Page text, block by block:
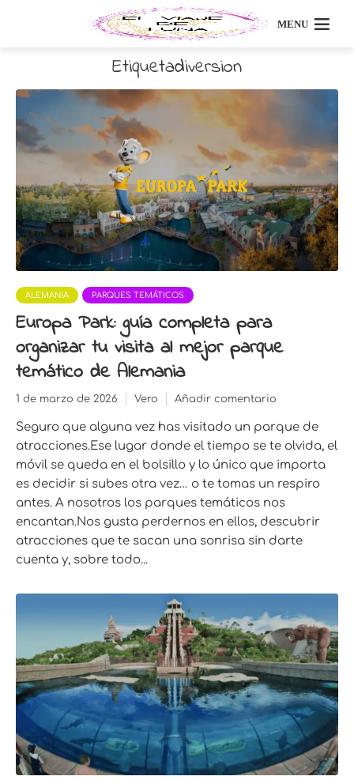
MENU
Etiquetadiversion
ALEMANIA PARQUES TEMÁTICOS
Europa Park: guía completa para
organizar tu visita al mejor parque
temático de Alemania
1 de marzo de 2026 Vero Añadir comentario
Seguro que alguna vez has visitado un parque de
atracciones.Ese lugar donde el tiempo se te olvida, el
móvil se queda en el bolsillo y lo único que importa
es decidir si subes otra vez… o te tomas un respiro
antes. A nosotros los parques temáticos nos
encantan.Nos gusta perdernos en ellos, descubrir
atracciones que te sacan una sonrisa sin darte
cuenta y, sobre todo...